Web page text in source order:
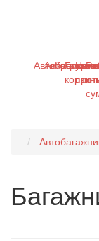
Автобоксы
Цепи
и